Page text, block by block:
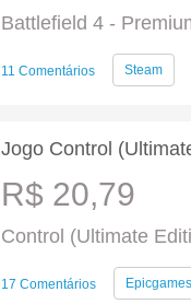
Battlefield 4 -
11 Comentários Steam
Jogo Control
R$ 20,79
Control (Ultimate
17 Comentários Epicgames